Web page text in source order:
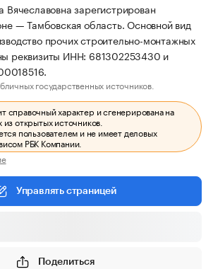
Вячеславовна зарегистрирован
— Тамбовская область. Основной вид
прочих строительно-монтажных
реквизиты ИНН: 681302253430 и
государственных источников.
справочный характер и сгенерирована на
открытых источников.
пользователем и не имеет деловых
РБК Компании.
Управлять страницей
Поделиться